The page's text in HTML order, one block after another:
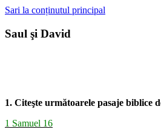
Sari la conținutul principal
Saul şi David
1. Citeşte următoarele pasaje biblice
1 Samuel 16